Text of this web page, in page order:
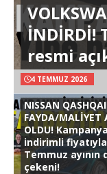
İNDİRDİ!
resmi
4 TEMMUZ 2026
NISSAN QASHQAI
FAYDA/MALİYET
OLDU!
indirimli fiyatıyla
Temmuz ayının
çekeni!